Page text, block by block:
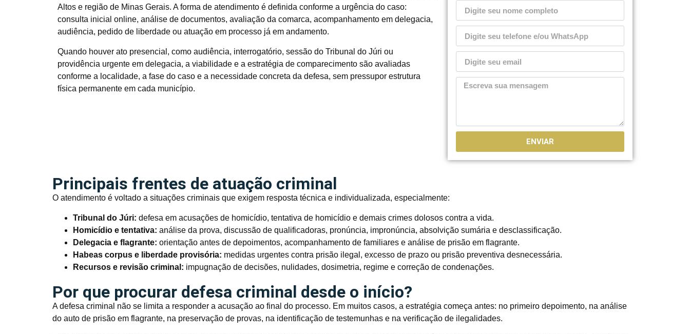
Altos e região de Minas Gerais. A forma de atendimento é definida conforme a urgência do caso:
consulta inicial online, análise de documentos, avaliação da comarca, acompanhamento em delegacia,
audiência, pedido de liberdade ou atuação em processo já em andamento.
Quando houver ato presencial, como audiência, interrogatório, sessão do Tribunal do Júri ou
providência urgente em delegacia, a viabilidade e a estratégia de comparecimento são avaliadas
conforme a localidade, a fase do caso e a necessidade concreta da defesa, sem pressupor estrutura
física permanente em cada município.
ENVIAR
Principais frentes de atuação criminal
O atendimento é voltado a situações criminais que exigem resposta técnica e individualizada, especialmente:
Tribunal do Júri: defesa em acusações de homicídio, tentativa de homicídio e demais crimes dolosos contra a vida.
Homicídio e tentativa: análise da prova, discussão de qualificadoras, pronúncia, impronúncia, absolvição sumária e desclassificação.
Delegacia e flagrante: orientação antes de depoimentos, acompanhamento de familiares e análise de prisão em flagrante.
Habeas corpus e liberdade provisória: medidas urgentes contra prisão ilegal, excesso de prazo ou prisão preventiva desnecessária.
Recursos e revisão criminal: impugnação de decisões, nulidades, dosimetria, regime e correção de condenações.
Por que procurar defesa criminal desde o início?
A defesa criminal não se limita a responder a acusação ao final do processo. Em muitos casos, a estratégia começa antes: no primeiro depoimento, na análise
do auto de prisão em flagrante, na preservação de provas, na identificação de testemunhas e na verificação de ilegalidades.